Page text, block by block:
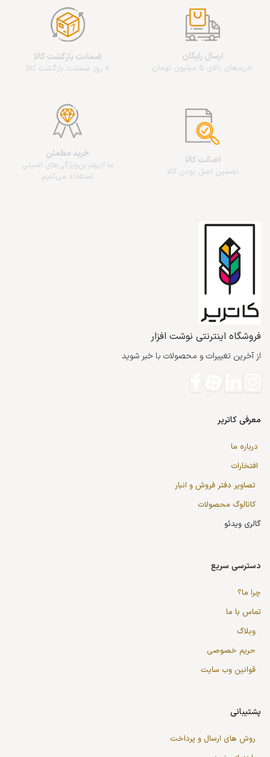
ارسال رایگان
خریدهای بالای 5 میلیون تومان
ضمانت بازگشت کالا
7 روز ضمانت بازگشت کالا
اصالت کالا
تضمین اصل بودن کالا
خرید مطمئن
ما از‌بهترین‌ویژگی‌های امنیتی
استفاده می‌کنیم
فروشگاه اینترنتی نوشت افزار
از آخرین تغییرات و محصولات با خبر شوید
معرفی کاتریر
درباره ما
افتخارات
تصاویر دفتر فروش و انبار
کاتالوگ محصولات
گالری ویدئو
دسترسی سریع
چرا ما؟
تماس با ما
وبلاگ
حریم خصوصی
قوانین وب سایت
پشتیبانی
روش های ارسال و پرداخت